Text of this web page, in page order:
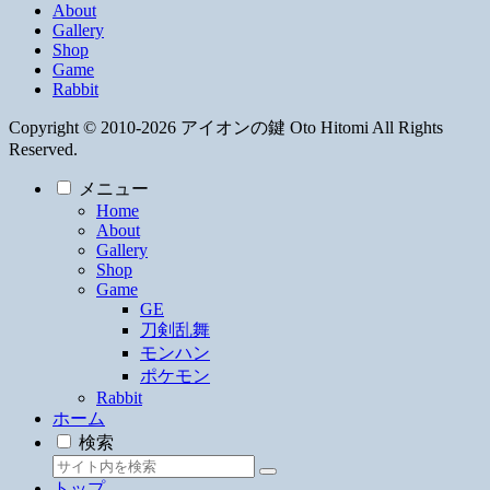
About
Gallery
Shop
Game
Rabbit
Copyright © 2010-2026 アイオンの鍵 Oto Hitomi All Rights
Reserved.
メニュー
Home
About
Gallery
Shop
Game
GE
刀剣乱舞
モンハン
ポケモン
Rabbit
ホーム
検索